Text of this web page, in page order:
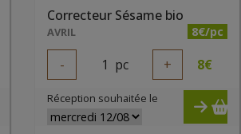
Correcteur Sésame bio
AVRIL 8€/pc
- 1 pc + 8€
Réception souhaitée le